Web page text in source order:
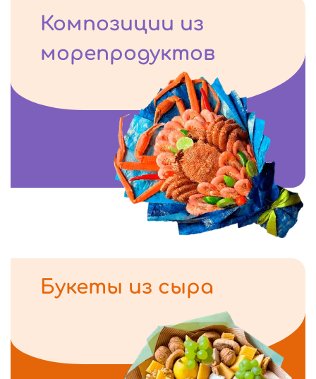
Композиции из
морепродуктов
Букеты из сыра